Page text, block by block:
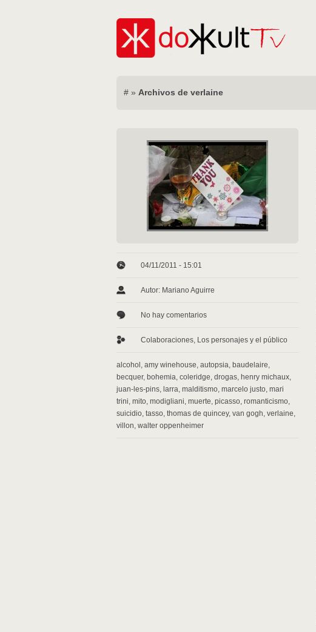
# » Archivos de verlaine
04/11/2011 - 15:01
Autor: Mariano Aguirre
No hay comentarios
Colaboraciones, Los personajes y el público
alcohol , amy winehouse, autopsia, baudelaire,
becquer, bohemia, coleridge, drogas, henry michaux,
juan-les-pins, larra, malditismo, marcelo justo, mari
trini, mito, modigliani, muerte, picasso, romanticismo,
suicidio, tasso, thomas de quincey, van gogh, verlaine,
villon, walter oppenheimer